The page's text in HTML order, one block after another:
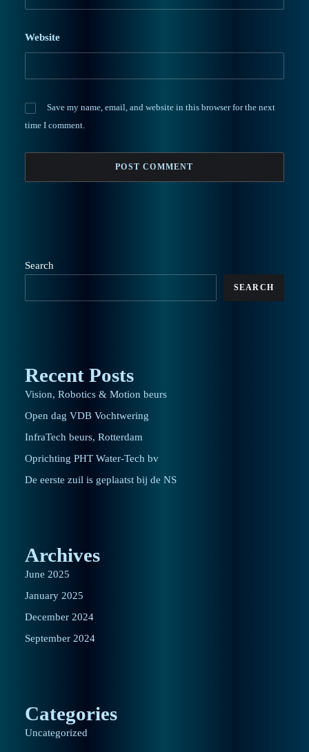
Website
Save my name, email, and website in this browser for the next
time I comment.
Search
SEARCH
Recent Posts
Vision, Robotics & Motion beurs
Open dag VDB Vochtwering
InfraTech beurs, Rotterdam
Oprichting PHT Water-Tech bv
De eerste zuil is geplaatst bij de NS
Archives
June 2025
January 2025
December 2024
September 2024
Categories
Uncategorized